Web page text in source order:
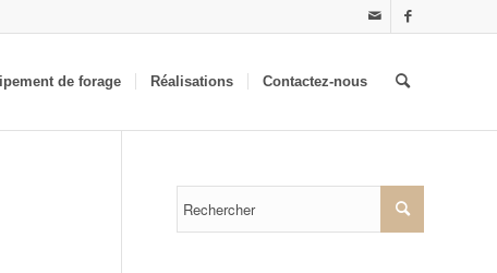
de forage Réalisations Contactez-nous